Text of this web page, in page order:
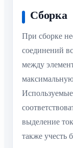
Сборка
При сборке
соединений
между
выделение
также учесть